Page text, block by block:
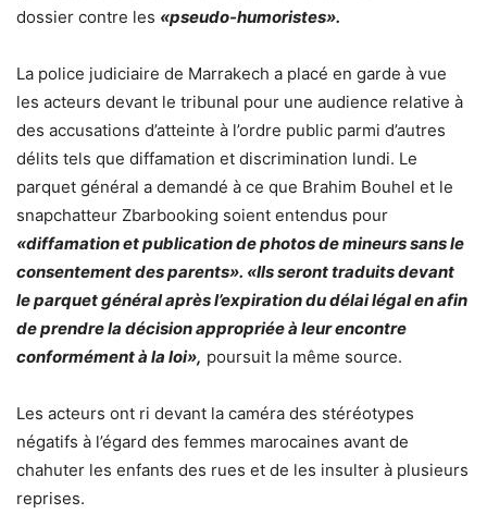
dossier contre les «pseudo-humoristes».
La police judiciaire de Marrakech a placé en garde à vue
les acteurs devant le tribunal pour une audience relative à
des accusations d’atteinte à l’ordre public parmi d’autres
délits tels que diffamation et discrimination lundi. Le
parquet général a demandé à ce que Brahim Bouhel et le
snapchatteur Zbarbooking soient entendus pour
«diffamation et publication de photos de mineurs sans le
consentement des parents». «Ils seront traduits devant
le parquet général après l’expiration du délai légal en afin
de prendre la décision appropriée à leur encontre
conformément à la loi», poursuit la même source.
Les acteurs ont ri devant la caméra des stéréotypes
négatifs à l’égard des femmes marocaines avant de
chahuter les enfants des rues et de les insulter à plusieurs
reprises.